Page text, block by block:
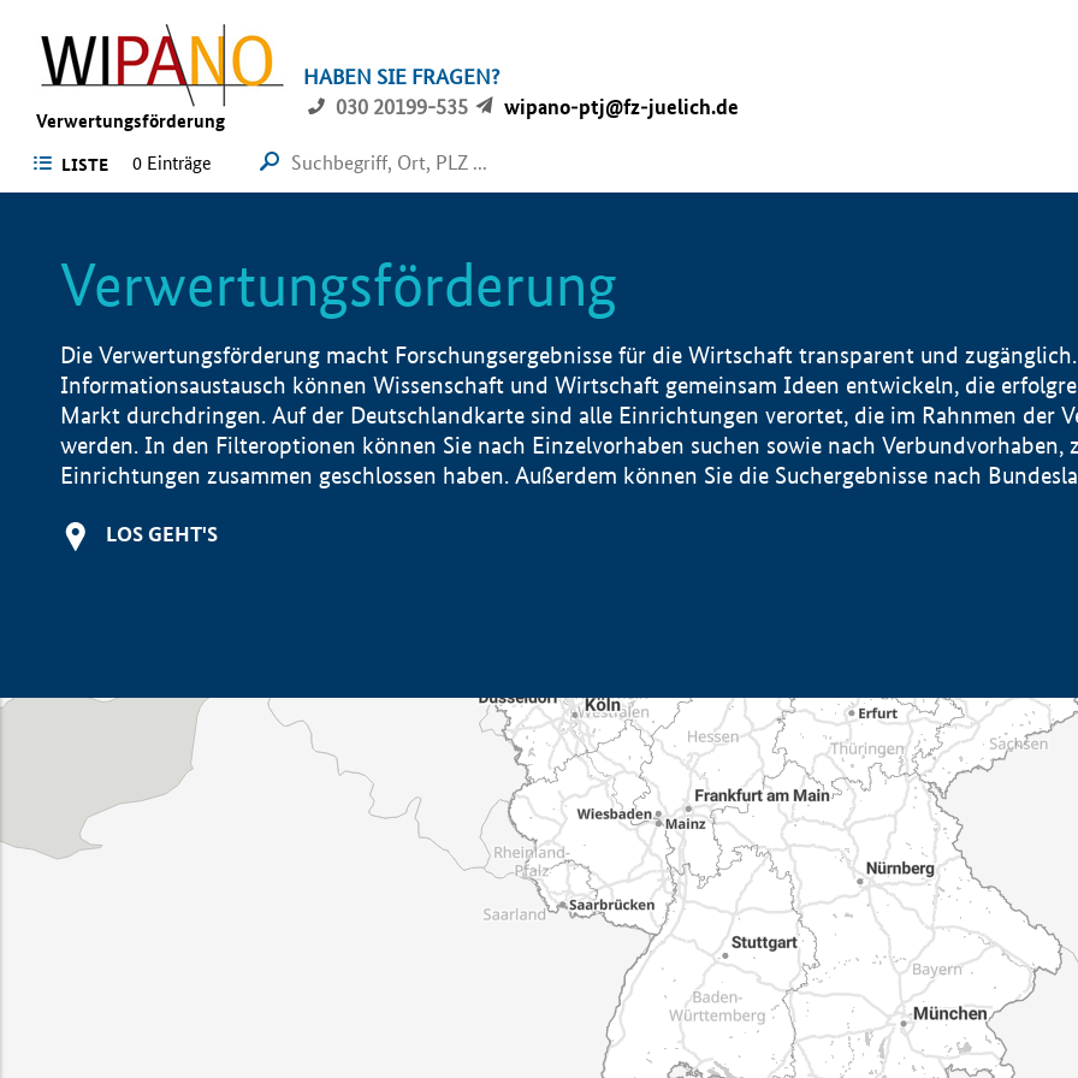
Verwertungsförderung
HABEN SIE FRAGEN?
030 20199-535
wipano-ptj@fz-juelich.de
LISTE 0 Einträge
Verwertungsförderung
Die Verwertungsförderung macht Forschungsergebnisse für die Wirtschaft transparent und
Informationsaustausch können Wissenschaft und Wirtschaft gemeinsam Ideen entwickeln, die
Markt durchdringen. Auf der Deutschlandkarte sind alle Einrichtungen verortet, die im Rahnmen der
werden. In den Filteroptionen können Sie nach Einzelvorhaben suchen sowie nach Verbundvorhaben,
Einrichtungen zusammen geschlossen haben. Außerdem können Sie die Suchergebnisse nach
LOS GEHT'S